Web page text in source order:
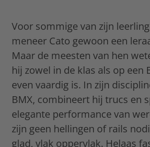
Voor sommige van zijn
meneer Cato gewoon een
Maar de meesten van hen
hij zowel in de klas als op een
even vaardig is. In zijn
BMX, combineert hij trucs en
elegante performance van
zijn geen hellingen of rails
glad, vlak oppervlak. Helaas